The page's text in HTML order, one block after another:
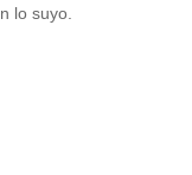
lo suyo.